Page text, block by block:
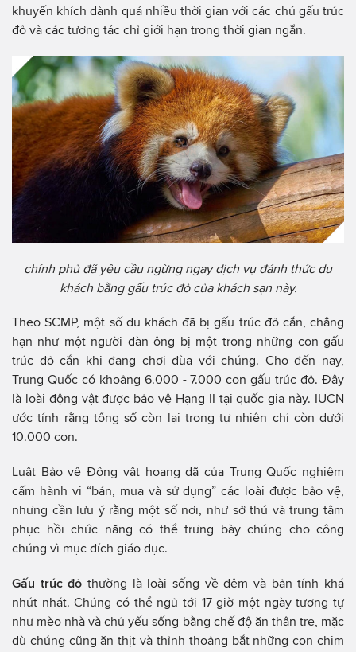
khuyến khích dành quá nhiều thời gian với các chú gấu trúc
đỏ và các tương tác chỉ giới hạn trong thời gian ngắn.
chính phủ đã yêu cầu ngừng ngay dịch vụ đánh thức du
khách bằng gấu trúc đỏ của khách sạn này.
Theo SCMP, một số du khách đã bị gấu trúc đỏ cắn, chẳng
hạn như một người đàn ông bị một trong những con gấu
trúc đỏ cắn khi đang chơi đùa với chúng. Cho đến nay,
Trung Quốc có khoảng 6.000 - 7.000 con gấu trúc đỏ. Đây
là loài động vật được bảo vệ Hạng II tại quốc gia này. IUCN
ước tính rằng tổng số còn lại trong tự nhiên chỉ còn dưới
10.000 con.
Luật Bảo vệ Động vật hoang dã của Trung Quốc nghiêm
cấm hành vi “bán, mua và sử dụng” các loài được bảo vệ,
nhưng cần lưu ý rằng một số nơi, như sở thú và trung tâm
phục hồi chức năng có thể trưng bày chúng cho công
chúng vì mục đích giáo dục.
Gấu trúc đỏ thường là loài sống về đêm và bản tính khá
nhút nhát. Chúng có thể ngủ tới 17 giờ một ngày tương tự
như mèo nhà và chủ yếu sống bằng chế độ ăn thân tre, mặc
dù chúng cũng ăn thịt và thỉnh thoảng bắt những con chim